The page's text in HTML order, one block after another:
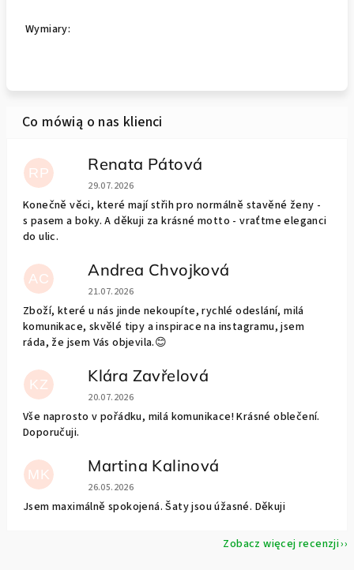
Wymiary:
RP Renata Pátová
Ocena sklepu to 5 na 5 gwiazdek.
29.07.2026
Konečně věci, které mají střih pro normálně stavěné ženy -
s pasem a boky. A děkuji za krásné motto - vraťtme eleganci
do ulic.
AC Andrea Chvojková
Ocena sklepu to 5 na 5 gwiazdek.
21.07.2026
Zboží, které u nás jinde nekoupíte, rychlé odeslání, milá
komunikace, skvělé tipy a inspirace na instagramu, jsem
ráda, že jsem Vás objevila.😊
KZ Klára Zavřelová
Ocena sklepu to 5 na 5 gwiazdek.
20.07.2026
Vše naprosto v pořádku, milá komunikace! Krásné oblečení.
Doporučuji.
MK Martina Kalinová
Ocena sklepu to 5 na 5 gwiazdek.
26.05.2026
Jsem maximálně spokojená. Šaty jsou úžasné. Děkuji
Zobacz więcej recenzji